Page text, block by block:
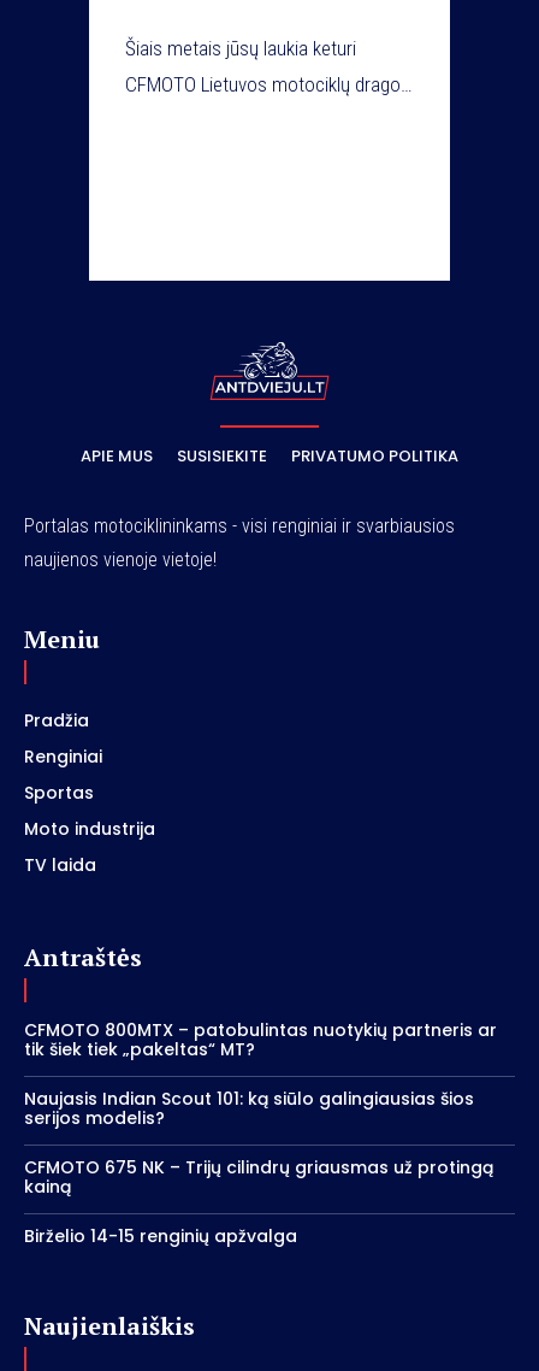
Šiais metais jūsų laukia keturi
CFMOTO Lietuvos motociklų drago
APIE MUS SUSISIEKITE PRIVATUMO POLITIKA
Portalas motociklininkams - visi renginiai ir svarbiausios
naujienos vienoje vietoje!
Meniu
Pradžia
Renginiai
Sportas
Moto industrija
TV laida
Antraštės
CFMOTO 800MTX – patobulintas nuotykių partneris ar
tik šiek tiek „pakeltas“ MT?
Naujasis Indian Scout 101: ką siūlo galingiausias šios
serijos modelis?
CFMOTO 675 NK – Trijų cilindrų griausmas už protingą
kainą
Birželio 14-15 renginių apžvalga
Naujienlaiškis